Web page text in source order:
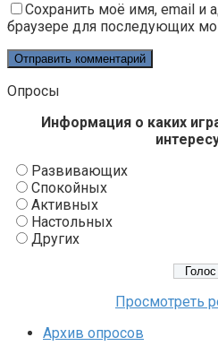
Сохранить моё имя, email и
браузере для последующих
Опросы
Информация о каких
Развивающих
Спокойных
Активных
Настольных
Других
Просмотреть
Архив опросов